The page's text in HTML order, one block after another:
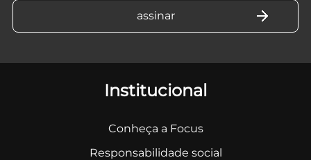
Institucional
Conheça a Focus
Responsabilidade social